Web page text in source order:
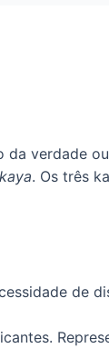
verdade
. Os três
de